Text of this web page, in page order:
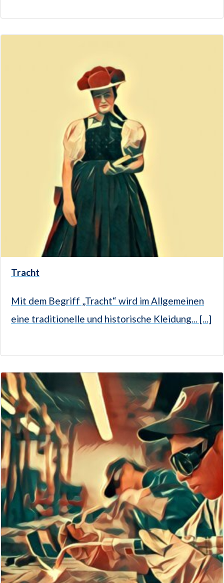
Tracht
Mit dem Begriff „Tracht“ wird im Allgemeinen
eine traditionelle und historische Kleidung... [...]